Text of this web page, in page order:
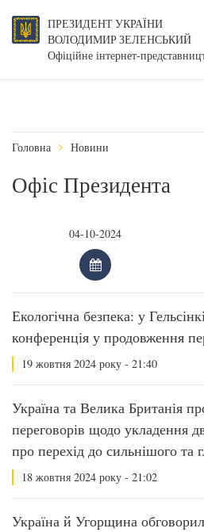
ПРЕЗИДЕНТ УКРАЇНИ
ВОЛОДИМИР ЗЕЛЕНСЬКИЙ
Офіційне інтернет-
Головна Новини
Офіс Президента
Екологічна безпека: у
конференція у продовження
19 жовтня 2024 року - 21:40
Україна та Велика Британія
переговорів щодо укладення
про перехід до сильнішого та
18 жовтня 2024 року - 21:02
Україна й Угорщина